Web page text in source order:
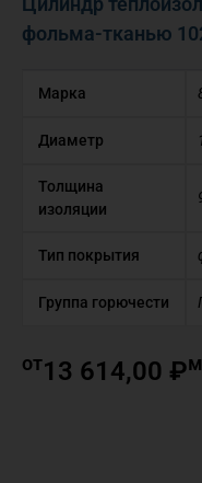
фольма-тканью
Марка
Диаметр
Толщина
изоляции
Тип покрытия
Группа горючести
от13 614,00 ₽